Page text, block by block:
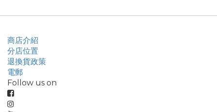
商店介紹
分店位置
退換貨政策
電郵
Follow us on